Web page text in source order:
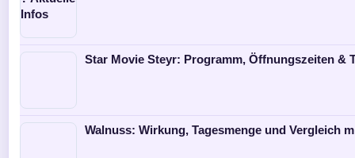
Star Movie Steyr: Programm, Öffnungszeiten &
Walnuss: Wirkung, Tagesmenge und Vergleich